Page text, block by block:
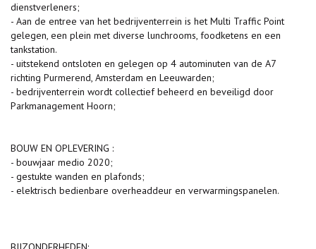
dienstverleners;
- Aan de entree van het bedrijventerrein is het Multi Traffic Point
gelegen, een plein met diverse lunchrooms, foodketens en een
tankstation.
- uitstekend ontsloten en gelegen op 4 autominuten van de A7
richting Purmerend, Amsterdam en Leeuwarden;
- bedrijventerrein wordt collectief beheerd en beveiligd door
Parkmanagement Hoorn;
BOUW EN OPLEVERING :
- bouwjaar medio 2020;
- gestukte wanden en plafonds;
- elektrisch bedienbare overheaddeur en verwarmingspanelen.